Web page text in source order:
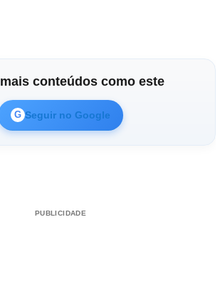
mais conteúdos como este
G Seguir no Google
PUBLICIDADE